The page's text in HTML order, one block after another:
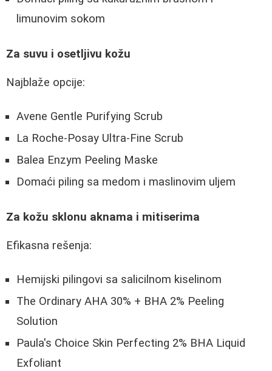
limunovim sokom
Za suvu i osetljivu kožu
Najblaže opcije:
Avene Gentle Purifying Scrub
La Roche-Posay Ultra-Fine Scrub
Balea Enzym Peeling Maske
Domaći piling sa medom i maslinovim uljem
Za kožu sklonu aknama i mitiserima
Efikasna rešenja:
Hemijski pilingovi sa salicilnom kiselinom
The Ordinary AHA 30% + BHA 2% Peeling
Solution
Paula's Choice Skin Perfecting 2% BHA Liquid
Exfoliant